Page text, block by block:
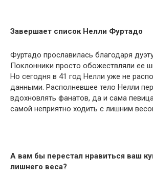
Завершает список Нелли Фуртадо
Фуртадо прославилась благодаря
Поклонники просто обожествляли ее
Но сегодня в 41 год Нелли уже не
данными. Располневшее тело Нелли
вдохновлять фанатов, да и сама
самой неприятно ходить с лишним
А вам бы перестал нравиться ваш
лишнего веса?